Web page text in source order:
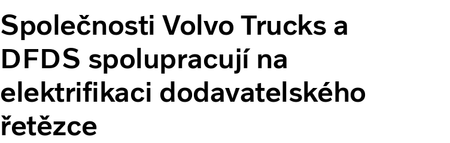
Společnosti Volvo Trucks a
DFDS spolupracují na
elektrifikaci dodavatelského
řetězce